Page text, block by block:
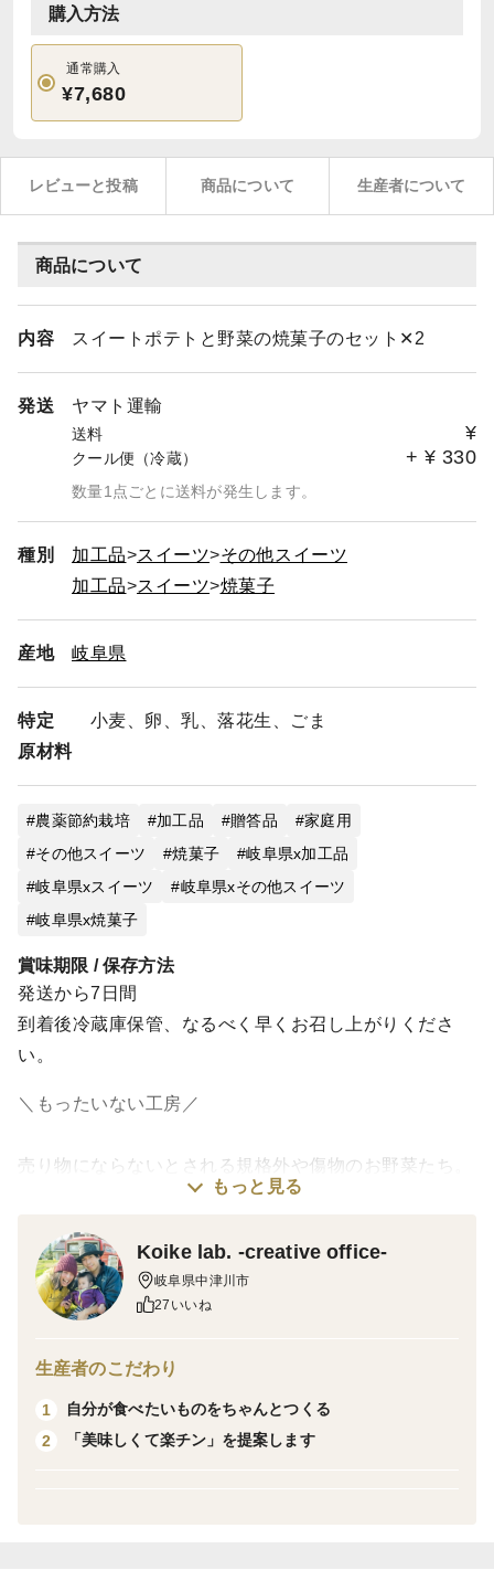
購入方法
通常購入
¥7,680
レビューと投稿 商品について 生産者について
商品について
内容 スイートポテトと野菜の焼菓子のセット✕2
発送 ヤマト運輸
送料 ¥
クール便（冷蔵） + ¥ 330
数量1点ごとに送料が発生します。
種別 加工品 スイーツ
その他スイーツ
加工品
スイーツ 焼菓子
産地 岐阜県
特定
原材料
小麦、卵、乳、落花生、ごま
農薬節約栽培 加工品 贈答品
家庭用
その他スイーツ
焼菓子
岐阜県x加工品
岐阜県xスイーツ
岐阜県xその他スイーツ
岐阜県x焼菓子
賞味期限 / 保存方法
発送から7日間
到着後冷蔵庫保管、なるべく早くお召し上がりくださ
い。
＼もったいない工房／
売り物にならないとされる規格外や傷物のお野菜たち。
ちゃんと手をかけてあげれば、もちろん美味しい子たち
人間の都合で捨てられる命を1gでも減らしたい！
そんな思いでKoike lab.が営む「もったいない工房」か
します。
✨✨✨✨✨
もっと見る
Koike lab. -creative office-
岐阜県中津川市
27いいね
生産者のこだわり
1
自分が食べたいものをちゃんとつくる
2
「美味しくて楽チン」を提案します